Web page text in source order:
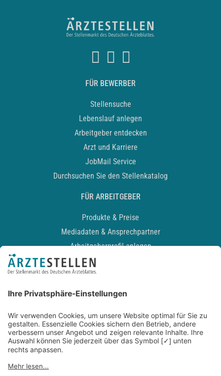
FÜR BEWERBER
Stellensuche
Lebenslauf anlegen
Arbeitgeber entdecken
Arzt und Karriere
JobMail Service
Durchsuchen Sie den Stellenkatalog
FÜR ARBEITGEBER
Produkte & Preise
Mediadaten & Ansprechpartner
Arbeitgeberprofil anlegen
Recruiting-Podcast
Kontakt
Datenschutz
Newsletter